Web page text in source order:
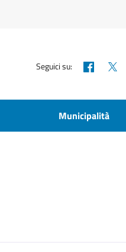
Seguici su:
Municipalità